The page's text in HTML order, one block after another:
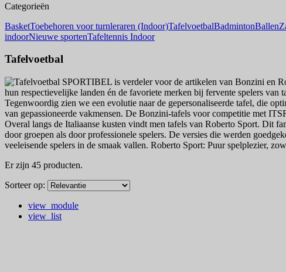
Categorieën
BasketToebehoren voor turnleraren (Indoor)TafelvoetbalBadmintonBallen
indoorNieuwe sportenTafeltennis Indoor
Tafelvoetbal
SPORTIBEL is verdeler voor de artikelen van Bonzini en
hun respectievelijke landen én de favoriete merken bij fervente spelers
Tegenwoordig zien we een evolutie naar de gepersonaliseerde tafel, die
van gepassioneerde vakmensen. De Bonzini-tafels voor competitie met
Overal langs de Italiaanse kusten vindt men tafels van Roberto Sport. Dit
door groepen als door professionele spelers. De versies die werden
veeleisende spelers in de smaak vallen. Roberto Sport: Puur spelplezier,
Er zijn 45 producten.
Sorteer op:
view_module
view_list